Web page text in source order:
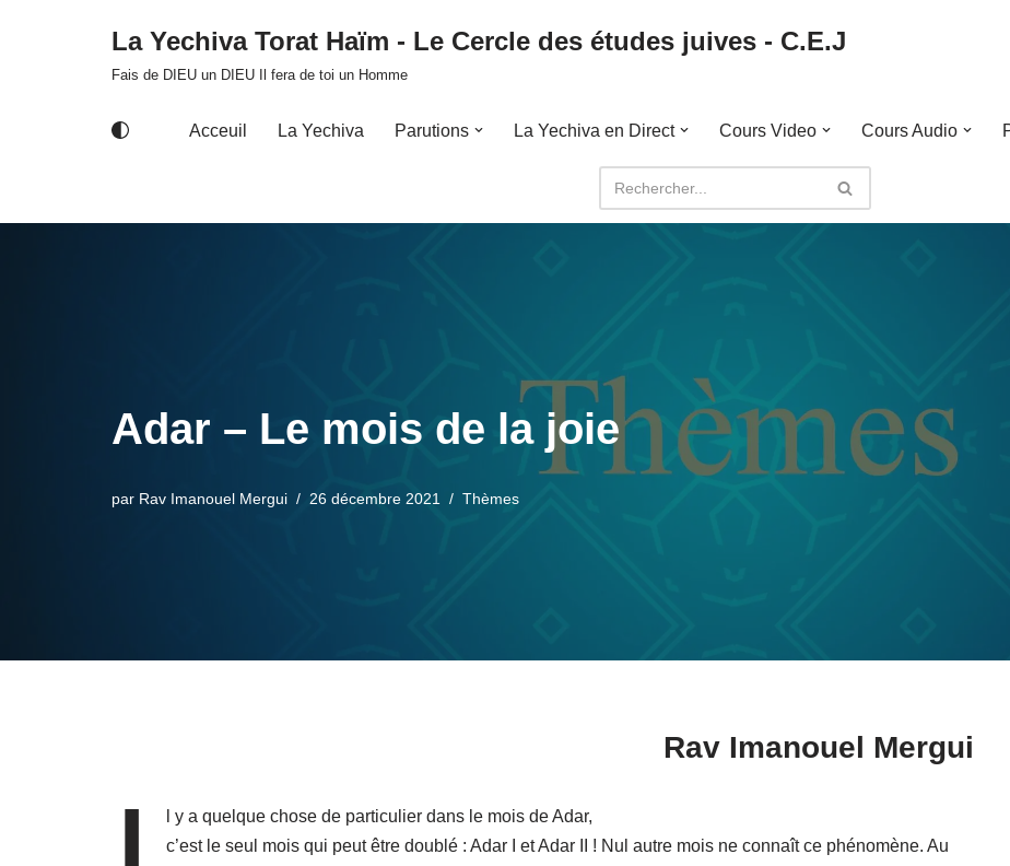
La Yechiva Torat Haïm - Le Cercle des études juives - C.E.J
Fais de DIEU un DIEU Il fera de toi un Homme
Acceuil La Yechiva Parutions La Yechiva en Direct Cours Video Cours Audio
Adar – Le mois de la joie
par Rav Imanouel Mergui 26 décembre 2021 Thèmes
Rav Imanouel Mergui
l y a quelque chose de particulier dans le mois de Adar,
c’est le seul mois qui peut être doublé : Adar I et Adar II ! Nul autre mois ne connaît ce phénomène. Au